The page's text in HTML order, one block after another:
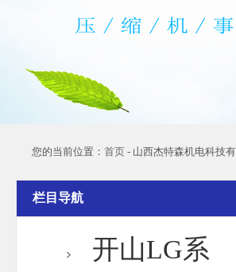
您的当前位置： 首页 - 山西杰特森机电科技
栏目导航
开山LG系